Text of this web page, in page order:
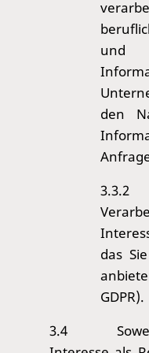
und
den
das
GDPR).
3.4